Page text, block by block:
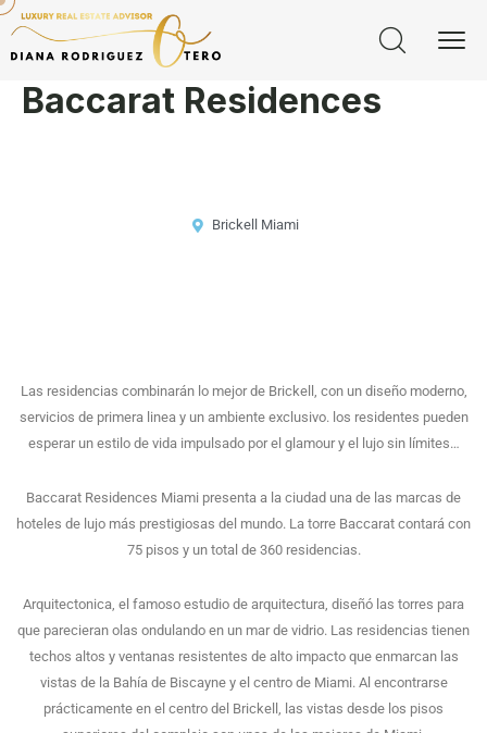
Baccarat Residences
Brickell Miami
Las residencias combinarán lo mejor de Brickell, con un diseño moderno,
servicios de primera linea y un ambiente exclusivo. los residentes pueden
esperar un estilo de vida impulsado por el glamour y el lujo sin límites…
Baccarat Residences Miami presenta a la ciudad una de las marcas de
hoteles de lujo más prestigiosas del mundo. La torre Baccarat contará con
75 pisos y un total de 360 residencias.
Arquitectonica, el famoso estudio de arquitectura, diseñó las torres para
que parecieran olas ondulando en un mar de vidrio. Las residencias tienen
techos altos y ventanas resistentes de alto impacto que enmarcan las
vistas de la Bahía de Biscayne y el centro de Miami. Al encontrarse
prácticamente en el centro del Brickell, las vistas desde los pisos